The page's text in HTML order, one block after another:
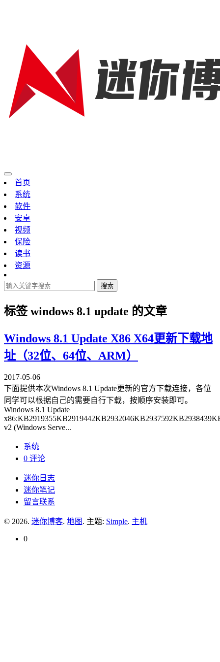
首页
系统
软件
安卓
视频
保险
读书
资源
搜索
标签windows 8.1 update 的文章
Windows 8.1 Update X86 X64更新下载地
址（32位、64位、ARM）
2017-05-06
下面提供本次Windows 8.1 Update更新的官方下载连接，各位
同学可以根据自己的需要自行下载，按顺序安装即可。
Windows 8.1 Update
v2 (Windows Serve...
系统
0 评论
迷你日志
迷你笔记
留言联系
© 2026. 迷你博客. 地图 . 主题: Simple. 主机
0